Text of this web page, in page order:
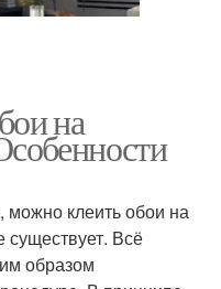
на
можно клеить обои на
Всё
образом